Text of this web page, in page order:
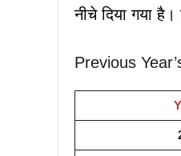
नीचे दिया गया
Previous